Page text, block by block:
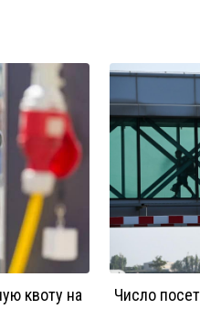
квоту на
Число